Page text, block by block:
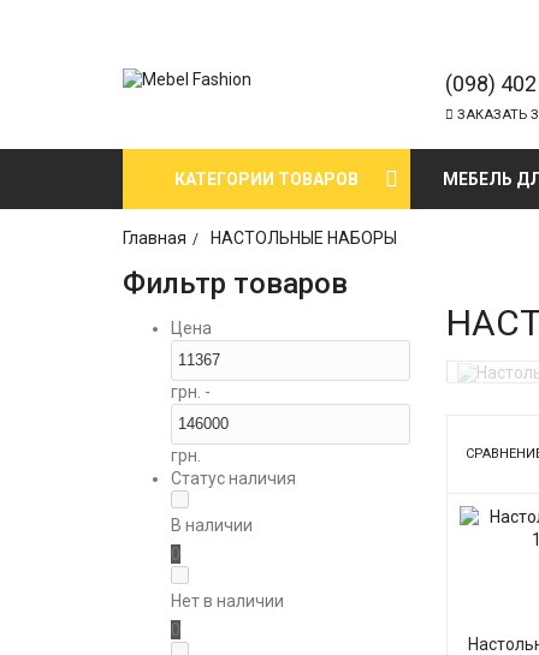
(098)
ЗАКАЗАТЬ
КАТЕГОРИИ ТОВАРОВ МЕБЕЛЬ
Главная НАСТОЛЬНЫЕ НАБОРЫ
Фильтр товаров
Цена
грн. -
грн.
Статус наличия
В наличии
0
Нет в наличии
0